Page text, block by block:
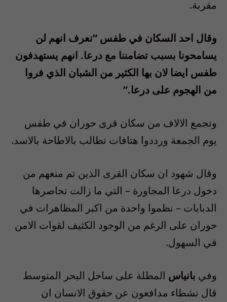
مقربة.
وقال احد السكان في طفس “نعرف انهم لن
يسامحونا بسبب تضامننا مع درعا. انهم يستهدفون
طفس ايضا لان بها الكثير من الشبان الذي فروا
من الهجوم على درعا.”
وتجمع الالاف من سكان قرى حوران في طفس
يوم الجمعة ورددوا هتافات تطالب بالاطاحة بالاسد.
وقال شهود ان سكان القرى الذين تم منعهم من
دخول درعا المجاورة – التي ما زالت تحاصرها
الدبابات – نظموا واحدة من اكبر المظاهرات في
حوران على الرغم من الوجود الكثيف لقوات الامن
في السهول.
وفي بانياس المطلة على ساحل البحر المتوسط
قال نشطاء مدافعون عن حقوق الانسان ان